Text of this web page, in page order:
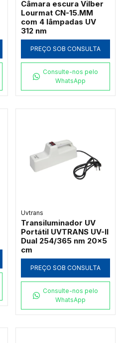
Câmara escura Vilber
Lourmat CN-15.MM
com 4 lâmpadas UV
312 nm
PREÇO SOB CONSULTA
Consulte-nos pelo
WhatsApp
Uvtrans
Transiluminador UV
Portátil UVTRANS UV-II
Dual 254/365 nm 20x5
cm
PREÇO SOB CONSULTA
Consulte-nos pelo
WhatsApp